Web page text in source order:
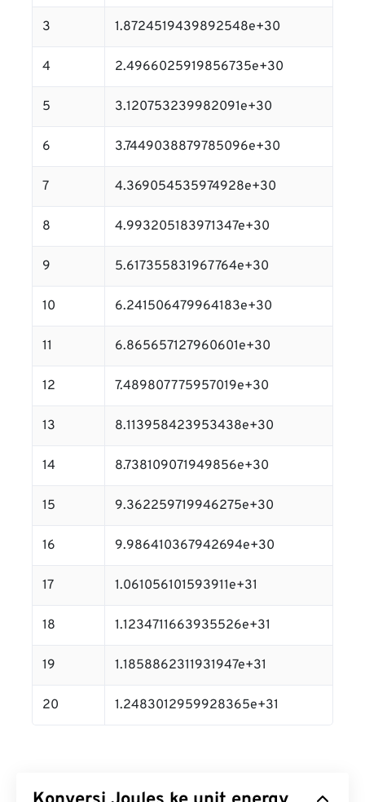
3 1.8724519439892548e+30
4 2.4966025919856735e+30
5 3.120753239982091e+30
6 3.7449038879785096e+30
7 4.369054535974928e+30
8 4.993205183971347e+30
9 5.617355831967764e+30
10 6.241506479964183e+30
11 6.865657127960601e+30
12 7.489807775957019e+30
13 8.113958423953438e+30
14 8.738109071949856e+30
15 9.362259719946275e+30
16 9.986410367942694e+30
17 1.061056101593911e+31
18 1.1234711663935526e+31
19 1.1858862311931947e+31
20 1.2483012959928365e+31